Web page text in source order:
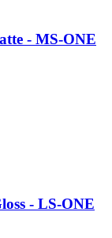
- MS-ONE
- LS-ONE